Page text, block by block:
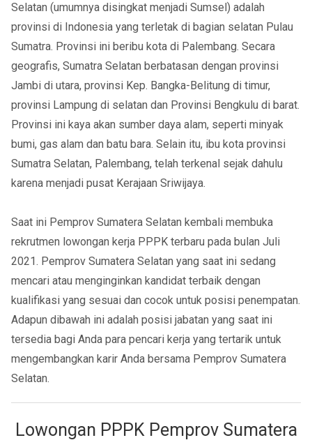
Selatan (umumnya disingkat menjadi Sumsel) adalah
provinsi di Indonesia yang terletak di bagian selatan Pulau
Sumatra. Provinsi ini beribu kota di Palembang. Secara
geografis, Sumatra Selatan berbatasan dengan provinsi
Jambi di utara, provinsi Kep. Bangka-Belitung di timur,
provinsi Lampung di selatan dan Provinsi Bengkulu di barat.
Provinsi ini kaya akan sumber daya alam, seperti minyak
bumi, gas alam dan batu bara. Selain itu, ibu kota provinsi
Sumatra Selatan, Palembang, telah terkenal sejak dahulu
karena menjadi pusat Kerajaan Sriwijaya.
Saat ini Pemprov Sumatera Selatan kembali membuka
rekrutmen lowongan kerja PPPK terbaru pada bulan Juli
2021. Pemprov Sumatera Selatan yang saat ini sedang
mencari atau menginginkan kandidat terbaik dengan
kualifikasi yang sesuai dan cocok untuk posisi penempatan.
Adapun dibawah ini adalah posisi jabatan yang saat ini
tersedia bagi Anda para pencari kerja yang tertarik untuk
mengembangkan karir Anda bersama Pemprov Sumatera
Selatan.
Lowongan PPPK Pemprov Sumatera